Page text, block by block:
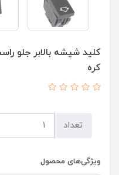
کره
تعداد
ویژگی‌های محصول